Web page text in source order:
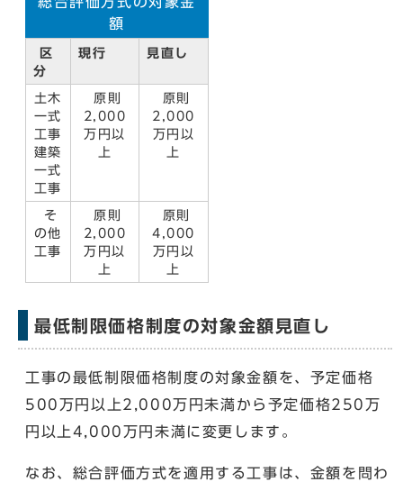
額
区
分
現行 見直し
土木
一式
工事
建築
一式
工事
原則
2,000
万円以
上
原則
2,000
万円以
上
そ
の他
工事
原則
2,000
万円以
上
原則
4,000
万円以
上
最低制限価格制度の対象金額見直し
工事の最低制限価格制度の対象金額を、予定価格
500万円以上2,000万円未満から予定価格250万
円以上4,000万円未満に変更します。
なお、総合評価方式を適用する工事は、金額を問わ